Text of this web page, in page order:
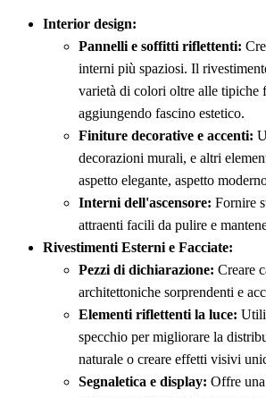
Interior design:
Pannelli e soffitti riflettenti:
interni più spaziosi. Il
varietà di colori oltre alle tipiche
aggiungendo fascino estetico.
Finiture decorative e accenti:
decorazioni murali, e altri
aspetto elegante, aspetto
Interni dell'ascensore: Fornire
attraenti facili da pulire e
Rivestimenti Esterni e Facciate:
Pezzi di dichiarazione: Creare
architettoniche sorprendenti e
Elementi riflettenti la luce:
specchio per migliorare la
naturale o creare effetti visivi
Segnaletica e display: Offre